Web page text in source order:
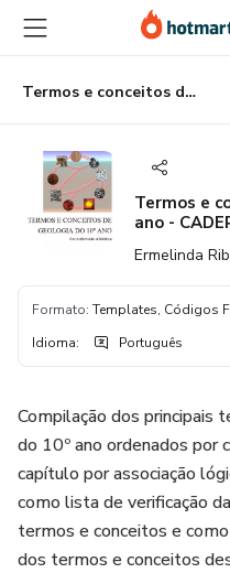
para
conteúdo
principal
para
pagamento
para
rodapé
Termos e conceitos de Geologia do 10º ano - CADERNOS "Verificação da Aprendizagem"
Termos e
ano -
Ermelinda
Formato: Templates, Códigos
Idioma: Português
Compilação dos principais
do 10º ano ordenados
capítulo por associação
como lista de verificação
termos e conceitos e
dos termos e conceitos